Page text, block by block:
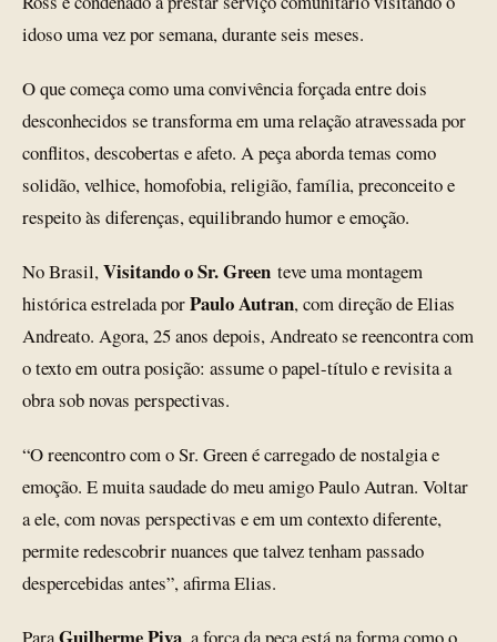
idoso uma vez por semana, durante seis meses.
O que começa como uma convivência forçada entre dois
desconhecidos se transforma em uma relação atravessada por
conflitos, descobertas e afeto. A peça aborda temas como
solidão, velhice, homofobia, religião, família, preconceito e
respeito às diferenças, equilibrando humor e emoção.
No Brasil,Visitando o Sr. Green teve uma montagem
histórica estrelada porPaulo Autran, com direção de Elias
Andreato. Agora, 25 anos depois, Andreato se reencontra com
o texto em outra posição: assume o papel-título e revisita a
obra sob novas perspectivas.
“O reencontro com o Sr. Green é carregado de nostalgia e
emoção. E muita saudade do meu amigo Paulo Autran. Voltar
a ele, com novas perspectivas e em um contexto diferente,
permite redescobrir nuances que talvez tenham passado
despercebidas antes”, afirma Elias.